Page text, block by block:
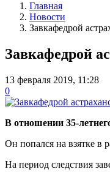
Главная
Новости
Завкафедрой
Завкафедрой
13 февраля 2019, 11:28
0
В отношении 35-
Он попался на взятке в
На период следствия